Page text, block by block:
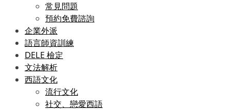
常見問題
預約免費諮詢
企業外派
語言師資訓練
DELE 檢定
文法解析
西語文化
流行文化
社交、戀愛西語